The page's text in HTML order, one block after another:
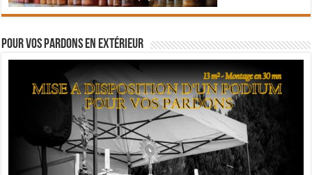
Pour vos pardons en extérieur